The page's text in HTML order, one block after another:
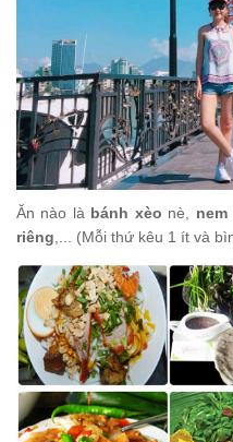
Ăn nào là bánh xèo nè,
riêng ,... (Mỗi thứ kêu 1 ít và